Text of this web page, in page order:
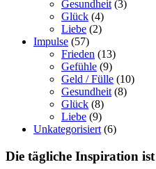
Gesundheit (3)
Glück (4)
Liebe (2)
Impulse (57)
Frieden (13)
Gefühle (9)
Geld / Fülle (10)
Gesundheit (8)
Glück (8)
Liebe (9)
Unkategorisiert (6)
Die tägliche Inspiration